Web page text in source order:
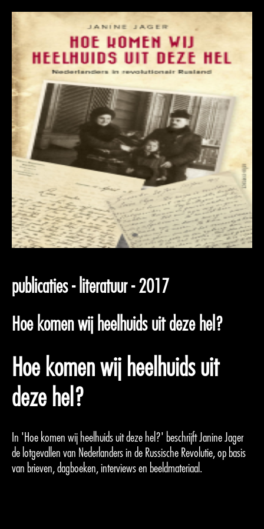
publicaties - literatuur - 2017
Hoe komen wij heelhuids uit deze hel?
Hoe komen wij heelhuids uit
deze hel?
In 'Hoe komen wij heelhuids uit deze hel?' beschrijft Janine Jager
de lotgevallen van Nederlanders in de Russische Revolutie, op basis
van brieven, dagboeken, interviews en beeldmateriaal.